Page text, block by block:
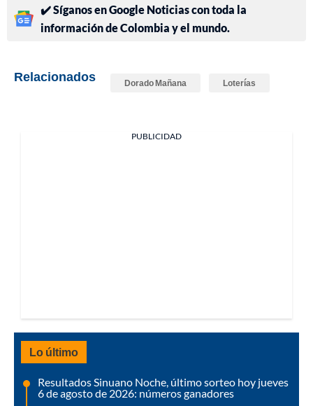
✔️ Síganos en Google Noticias con toda la
información de Colombia y el mundo.
Relacionados Dorado Mañana Loterías
PUBLICIDAD
Lo último
Resultados Sinuano Noche, último sorteo hoy jueves
6 de agosto de 2026: números ganadores